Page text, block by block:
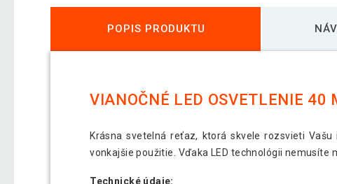
POPIS PRODUKTU
VIANOČNÉ LED OSVETLENIE 40
Krásna svetelná reťaz, ktorá skvele rozsvieti
vonkajšie použitie. Vďaka LED technológii nemusíte
Technické údaje: